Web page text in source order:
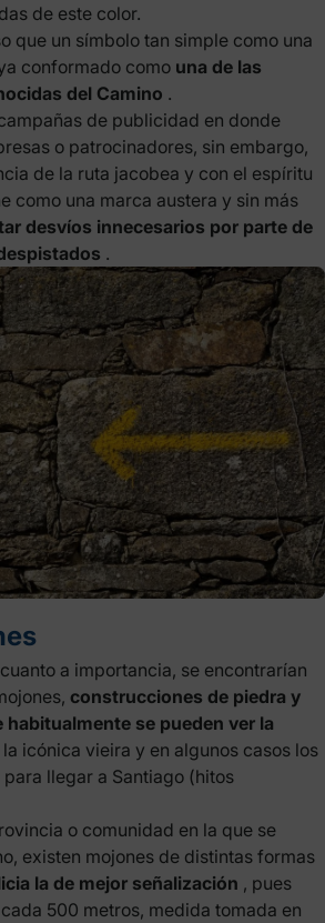
de este color.
que un símbolo tan simple como una
conformado como una de las
del Camino .
de publicidad en donde
o patrocinadores, sin embargo,
de la ruta jacobea y con el espíritu
como una marca austera y sin más
desvíos innecesarios por parte de
.
a importancia, se encontrarían
construcciones de piedra y
se pueden ver la
la icónica vieira y en algunos casos los
llegar a Santiago (hitos
o comunidad en la que se
existen mojones de distintas formas
la de mejor señalización , pues
500 metros, medida tomada en